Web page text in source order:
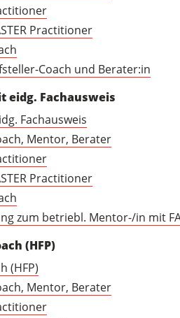
Practitioner
Coach und Berater:in
eidg. Fachausweis
Fachausweis
Mentor, Berater
Practitioner
zum betriebl. Mentor-/in mit
(HFP)
(HFP)
Mentor, Berater